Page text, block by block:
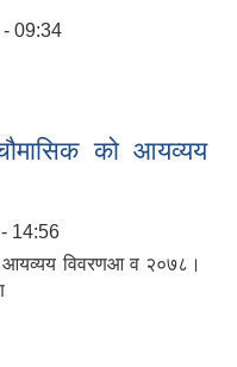
09:34
को आयव्यय
14:56
विवरणआ व २०७८।